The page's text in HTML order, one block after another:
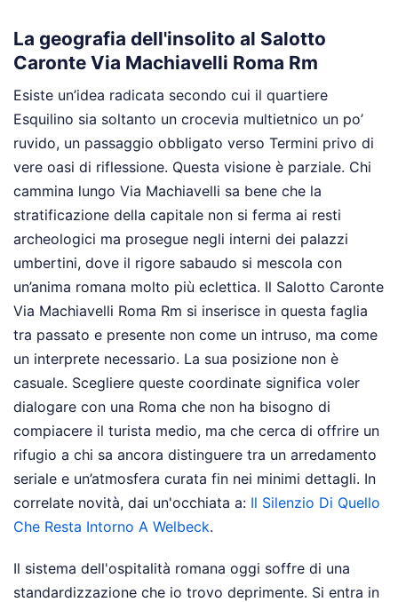
La geografia dell'insolito al Salotto
Caronte Via Machiavelli Roma Rm
Esiste un’idea radicata secondo cui il quartiere
Esquilino sia soltanto un crocevia multietnico un po’
ruvido, un passaggio obbligato verso Termini privo di
vere oasi di riflessione. Questa visione è parziale. Chi
cammina lungo Via Machiavelli sa bene che la
stratificazione della capitale non si ferma ai resti
archeologici ma prosegue negli interni dei palazzi
umbertini, dove il rigore sabaudo si mescola con
un’anima romana molto più eclettica. Il Salotto Caronte
Via Machiavelli Roma Rm si inserisce in questa faglia
tra passato e presente non come un intruso, ma come
un interprete necessario. La sua posizione non è
casuale. Scegliere queste coordinate significa voler
dialogare con una Roma che non ha bisogno di
compiacere il turista medio, ma che cerca di offrire un
rifugio a chi sa ancora distinguere tra un arredamento
seriale e un’atmosfera curata fin nei minimi dettagli. In
correlate novità, dai un'occhiata a: Il Silenzio Di Quello
Che Resta Intorno A Welbeck.
Il sistema dell'ospitalità romana oggi soffre di una
standardizzazione che io trovo deprimente. Si entra in